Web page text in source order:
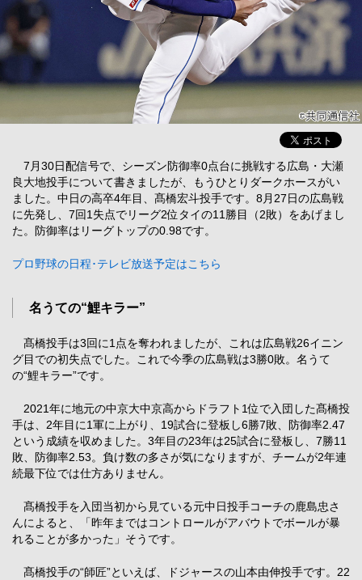
7月30日配信号で、シーズン防御率0点台に挑戦する広島・大瀬
良大地投手について書きましたが、もうひとりダークホースがい
ました。中日の高卒4年目、髙橋宏斗投手です。8月27日の広島戦
に先発し、7回1失点でリーグ2位タイの11勝目（2敗）をあげまし
た。防御率はリーグトップの0.98です。
プロ野球の日程･テレビ放送予定はこちら
名うての“鯉キラー”
髙橋投手は3回に1点を奪われましたが、これは広島戦26イニン
グ目での初失点でした。これで今季の広島戦は3勝0敗。名うて
の“鯉キラー”です。
2021年に地元の中京大中京高からドラフト1位で入団した髙橋投
手は、2年目に1軍に上がり、19試合に登板し6勝7敗、防御率2.47
という成績を収めました。3年目の23年は25試合に登板し、7勝11
敗、防御率2.53。負け数の多さが気になりますが、チームが2年連
続最下位では仕方ありません。
髙橋投手を入団当初から見ている元中日投手コーチの鹿島忠さ
んによると、「昨年まではコントロールがアバウトでボールが暴
れることが多かった」そうです。
髙橋投手の“師匠”といえば、ドジャースの山本由伸投手です。22